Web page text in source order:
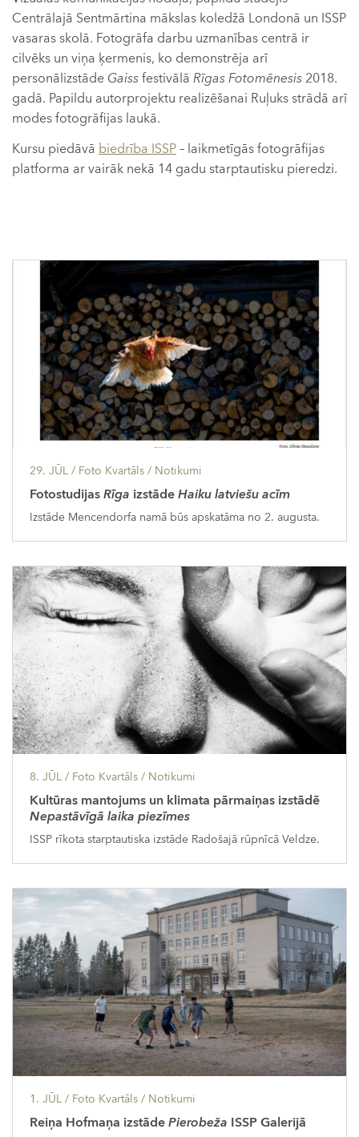
Centrālajā Sentmārtina mākslas koledžā Londonā un ISSP
vasaras skolā. Fotogrāfa darbu uzmanības centrā ir
cilvēks un viņa ķermenis, ko demonstrēja arī
personālizstāde Gaissfestivālā Rīgas Fotomēnesis2018.
gadā. Papildu autorprojektu realizēšanai Ruļuks strādā arī
modes fotogrāfijas laukā.
Kursu piedāvā biedrība ISSP– laikmetīgās fotogrāfijas
platforma ar vairāk nekā 14 gadu starptautisku pieredzi.
29. JŪL / Foto Kvartāls / Notikumi
FotostudijasRīga izstādeHaiku latviešu acīm
Izstāde Mencendorfa namā būs apskatāma no 2. augusta.
8. JŪL / Foto Kvartāls / Notikumi
Kultūras mantojums un klimata pārmaiņas izstādē
Nepastāvīgā laika piezīmes
ISSP rīkota starptautiska izstāde Radošajā rūpnīcā Veldze.
1. JŪL / Foto Kvartāls / Notikumi
Reiņa Hofmaņa izstādePierobeža ISSP Galerijā